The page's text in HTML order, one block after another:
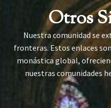
Otros
Nuestra comunidad se
fronteras. Estos enlaces
monástica global,
nuestras comunidades